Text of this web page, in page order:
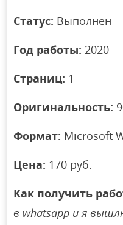
Статус: Выполнен
Год работы: 2020
Страниц: 1
Оригинальность:
Формат: Microsoft
Цена: 170 руб.
Как получить
в whatsapp и я